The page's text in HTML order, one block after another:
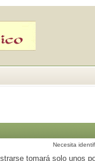
Necesita
tomará solo unos